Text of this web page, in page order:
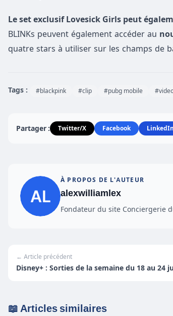
Le set exclusif Lovesick Girls peut
BLINKs peuvent également accéder au
quatre stars à utiliser sur les champs de
Tags : #blackpink #clip #pubg mobile
Partager : Twitter/X Facebook LinkedIn
À PROPOS DE L'AUTEUR
alexwilliamlex
Fondateur du site Conciergerie
← Article précédent
Disney+ : Sorties de la semaine du 18 au 24
📖 Articles similaires